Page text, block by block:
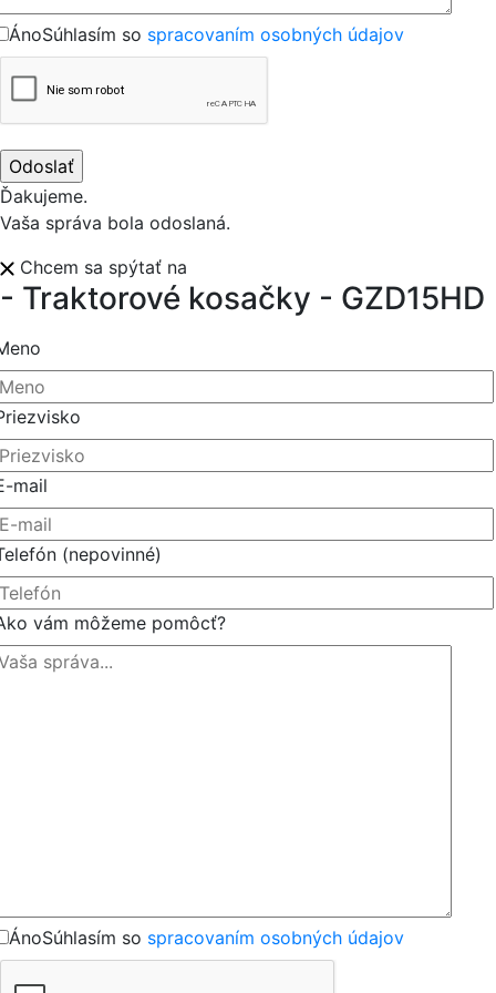
ÁnoSúhlasím so spracovaním osobných údajov
Ďakujeme.
Vaša správa bola odoslaná.
Chcem sa spýtať na
- Traktorové kosačky - GZD15HD
mail
(nepovinné)
vám môžeme pomôcť?
ÁnoSúhlasím so spracovaním osobných údajov